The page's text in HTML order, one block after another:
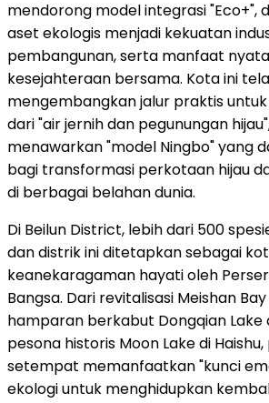
mendorong model integrasi "Eco+",
aset ekologis menjadi kekuatan
pembangunan, serta manfaat
kesejahteraan bersama. Kota ini
mengembangkan jalur praktis
dari "air jernih dan pegunungan
menawarkan "model Ningbo" yang
bagi transformasi perkotaan hijau
di berbagai belahan dunia.
Di Beilun District, lebih dari 500
dan distrik ini ditetapkan sebagai
keanekaragaman hayati oleh
Bangsa. Dari revitalisasi Meishan
hamparan berkabut Dongqian Lake
pesona historis Moon Lake di
setempat memanfaatkan "kunci
ekologi untuk menghidupkan